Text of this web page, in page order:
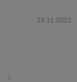
24.11.2022